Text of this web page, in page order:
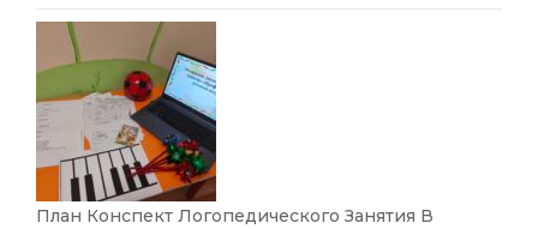
План Конспект Логопедического Занятия В